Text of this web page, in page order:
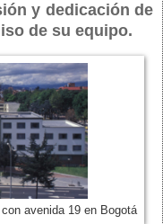
y dedicación de
de su equipo.
avenida 19 en Bogotá